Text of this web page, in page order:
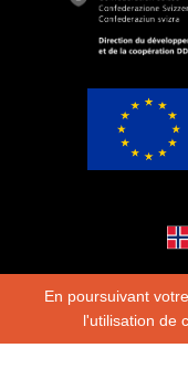
En poursuivant
l'utilisation de